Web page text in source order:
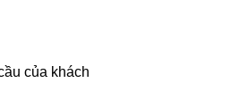
của khách